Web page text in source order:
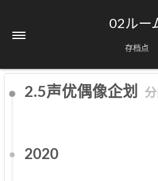
02ルー
存档点
2.5声优偶像企划
2020